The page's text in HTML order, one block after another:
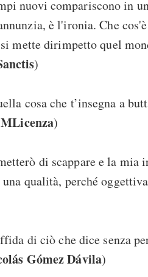
nuovi compariscono in
è l'ironia. Che
mette dirimpetto quel
)
cosa che t’insegna a
MLicenza)
di scappare e la mia
qualità, perché
di ciò che dice senza
Gómez Dávila)